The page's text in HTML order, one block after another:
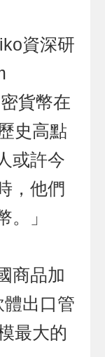
資深研
貨幣在
史高點
或許今
，他們
。」
商品加
出口管
最大的